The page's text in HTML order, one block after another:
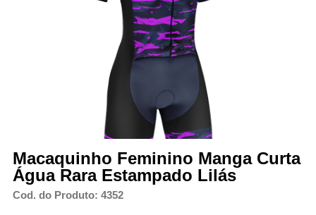
Macaquinho Feminino Manga Curta
Água Rara Estampado Lilás
Cod. do Produto: 4352